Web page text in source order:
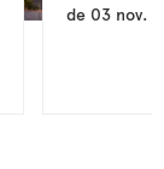
de 03 nov.